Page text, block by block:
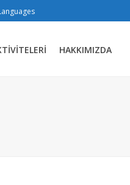
HAKKIMIZDA